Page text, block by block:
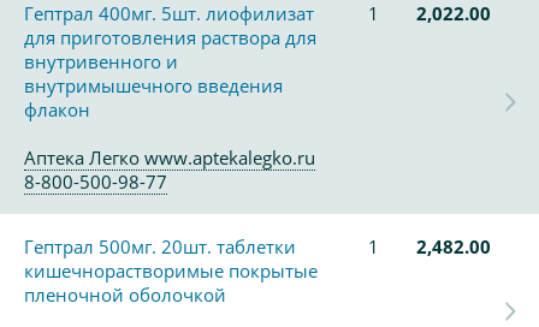
Гептрал 400мг. 5шт. лиофилизат
для приготовления раствора для
внутривенного и
внутримышечного введения
флакон
1 2,022.00
Аптека Легко www.aptekalegko.ru
8-800-500-98-77
Гептрал 500мг. 20шт. таблетки
кишечнорастворимые покрытые
пленочной оболочкой
1 2,482.00